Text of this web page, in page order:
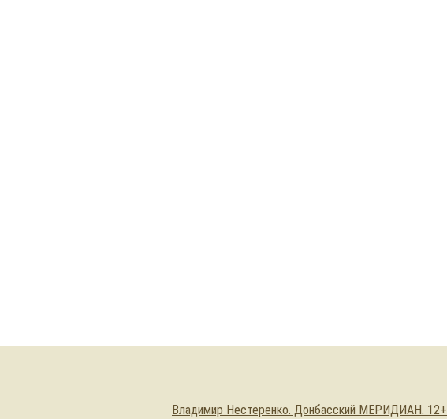
Владимир Нестеренко. Донбасский МЕРИДИАН. 12+